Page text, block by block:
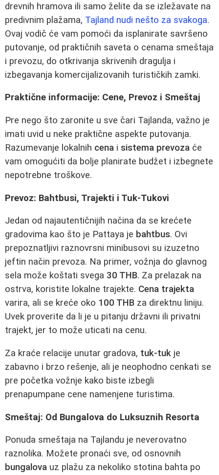
drevnih hramova ili samo želite da se izležavate na
predivnim plažama, Tajland nudi nešto za svakoga.
Ovaj vodič će vam pomoći da isplanirate savršeno
putovanje, od praktičnih saveta o cenama smeštaja
i prevozu, do otkrivanja skrivenih dragulja i
izbegavanja komercijalizovanih turističkih zamki.
Praktične informacije: Cene, Prevoz i Smeštaj
Pre nego što zaronite u sve čari Tajlanda, važno je
imati uvid u neke praktične aspekte putovanja.
Razumevanje lokalnih cena i sistema prevoza će
vam omogućiti da bolje planirate budžet i izbegnete
nepotrebne troškove.
Prevoz: Bahtbusi, Trajekti i Tuk-Tukovi
Jedan od najautentičnijih načina da se krećete
gradovima kao što je Pattaya je bahtbus. Ovi
prepoznatljivi raznovrsni minibusovi su izuzetno
jeftin način prevoza. Na primer, vožnja do glavnog
sela može koštati svega 30 THB. Za prelazak na
ostrva, koristite lokalne trajekte. Cena trajekta
varira, ali se kreće oko 100 THB za direktnu liniju.
Uvek proverite da li je u pitanju državni ili privatni
trajekt, jer to može uticati na cenu.
Za kraće relacije unutar gradova, tuk-tuk je
zabavno i brzo rešenje, ali je neophodno cenkati se
pre početka vožnje kako biste izbegli
prenapumpane cene namenjene turistima.
Smeštaj: Od Bungalova do Luksuznih Resorta
Ponuda smeštaja na Tajlandu je neverovatno
raznolika. Možete pronaći sve, od osnovnih
bungalova uz plažu za nekoliko stotina bahta po